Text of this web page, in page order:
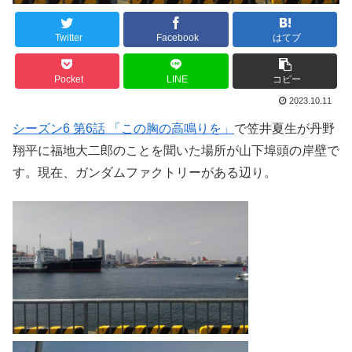
Twitter Facebook はてブ
Pocket LINE コピー
2023.10.11
シーズン6 第6話 「この胸の高鳴りを」 で笠井夏生が丹野
翔平に福地大二郎のことを聞いた場所が山下埠頭の岸壁で
す。現在、ガンダムファクトリーがある辺り。